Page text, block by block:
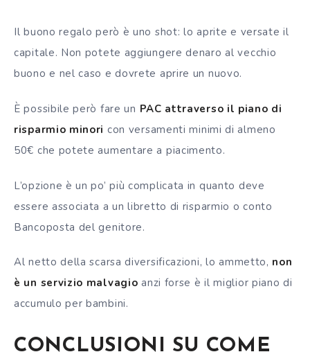
Il buono regalo però è uno shot: lo aprite e versate il
capitale. Non potete aggiungere denaro al vecchio
buono e nel caso e dovrete aprire un nuovo.
È possibile però fare un PAC attraverso il piano di
risparmio minori con versamenti minimi di almeno
50€ che potete aumentare a piacimento.
L’opzione è un po’ più complicata in quanto deve
essere associata a un libretto di risparmio o conto
Bancoposta del genitore.
Al netto della scarsa diversificazioni, lo ammetto, non
è un servizio malvagioanzi forse è ilmiglior piano di
accumulo per bambini.
CONCLUSIONI SU COME